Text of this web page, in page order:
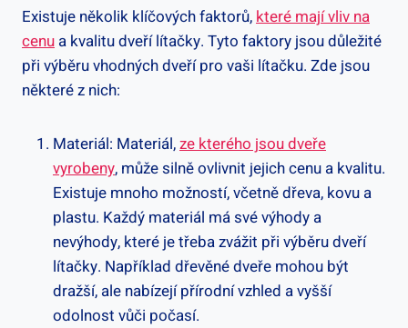
Existuje několik klíčových faktorů, které mají vliv na
cenu a kvalitu dveří lítačky. Tyto faktory jsou důležité
při výběru vhodných dveří pro vaši lítačku. Zde jsou
některé z nich:
Materiál: Materiál,ze kterého jsou dveře
vyrobeny, může silně ovlivnit jejich cenu a kvalitu.
Existuje mnoho možností, včetně dřeva, kovu a
plastu. Každý materiál má své výhody a
nevýhody, které je třeba zvážit při výběru dveří
lítačky. Například dřevěné dveře mohou být
dražší, ale nabízejí přírodní vzhled a vyšší
odolnost vůči počasí.